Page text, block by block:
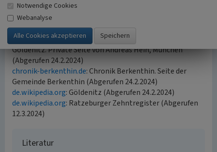
(Claus Weber, Redaktion KuLaDig, 2024)
Internet
www.alleburgen.de: Alle Burgen - Die Burgendatenbank:
Göldenitz. Private Seite von Andreas Hein, München
(Abgerufen 24.2.2024)
chronik-berkenthin.de: Chronik Berkenthin. Seite der
Gemeinde Berkenthin (Abgerufen 24.2.2024)
de.wikipedia.org: Göldenitz (Abgerufen 24.2.2024)
de.wikipedia.org: Ratzeburger Zehntregister (Abgerufen
12.3.2024)
Literatur
Notwendige Cookies
Webanalyse